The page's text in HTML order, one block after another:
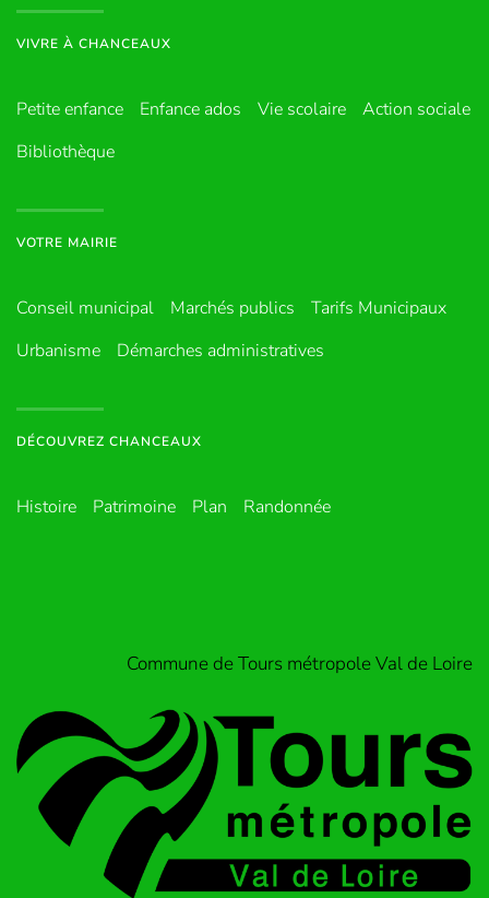
VIVRE À CHANCEAUX
Petite enfance Enfance ados Vie scolaire
Action sociale
Bibliothèque
VOTRE MAIRIE
Conseil municipal Marchés publics
Tarifs Municipaux
Urbanisme
Démarches administratives
DÉCOUVREZ CHANCEAUX
Histoire Patrimoine Plan Randonnée
Commune de Tours métropole Val de Loire